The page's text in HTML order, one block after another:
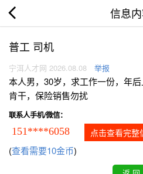
信息
普工 司机
宁洱人才网 2026.08.08 举报
本人男，30岁，求工作一份，年
肯干，保险销售勿扰
联系人手机/微信：
151****6058 点击查看完整
(查看需要10金币)